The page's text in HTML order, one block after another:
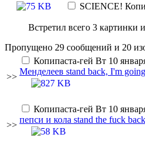
SCIENCE!
Встретил всего 3 картинки
Пропущено 29 сообщений и 20
>>
Копипаста-гей Вт 10
Менделеев stand back, I'm
>>
Копипаста-гей Вт 10
пепси и кола stand the fuck